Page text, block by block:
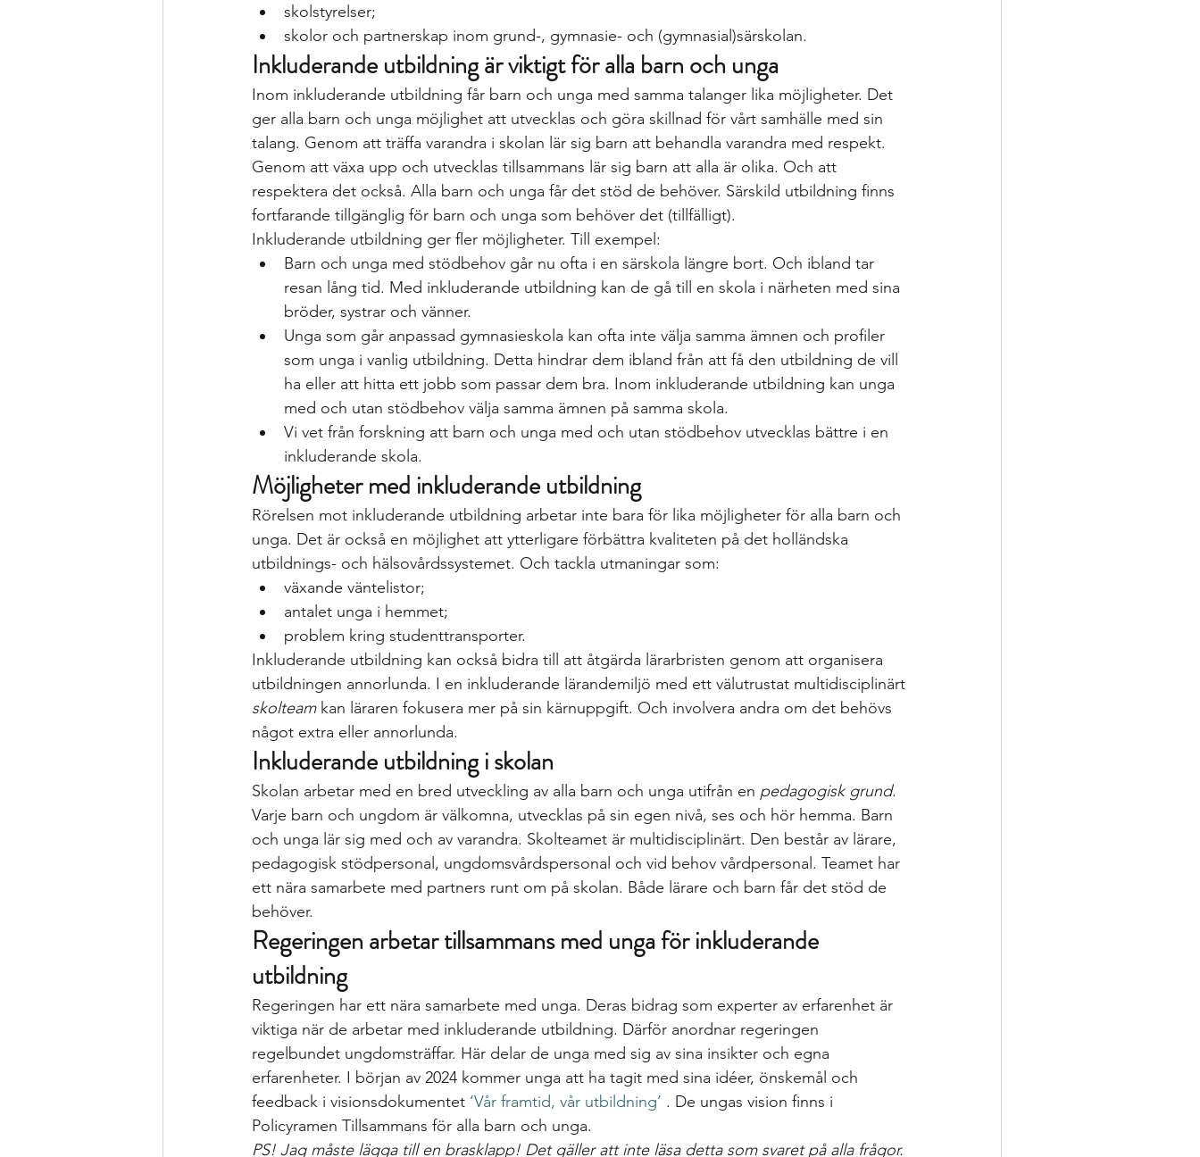
skolstyrelser;
skolor och partnerskap inom grund-, gymnasie- och (gymnasial)särskolan.
Inkluderande utbildning är viktigt för alla barn och unga
Inom inkluderande utbildning får barn och unga med samma talanger lika möjligheter. Det
ger alla barn och unga möjlighet att utvecklas och göra skillnad för vårt samhälle med sin
talang. Genom att träffa varandra i skolan lär sig barn att behandla varandra med respekt.
Genom att växa upp och utvecklas tillsammans lär sig barn att alla är olika. Och att
respektera det också. Alla barn och unga får det stöd de behöver. Särskild utbildning finns
fortfarande tillgänglig för barn och unga som behöver det (tillfälligt).
Inkluderande utbildning ger fler möjligheter. Till exempel:
Barn och unga med stödbehov går nu ofta i en särskola längre bort. Och ibland tar
resan lång tid. Med inkluderande utbildning kan de gå till en skola i närheten med sina
bröder, systrar och vänner.
Unga som går anpassad gymnasieskola kan ofta inte välja samma ämnen och profiler
som unga i vanlig utbildning. Detta hindrar dem ibland från att få den utbildning de vill
ha eller att hitta ett jobb som passar dem bra. Inom inkluderande utbildning kan unga
med och utan stödbehov välja samma ämnen på samma skola.
Vi vet från forskning att barn och unga med och utan stödbehov utvecklas bättre i en
inkluderande skola.
Möjligheter med inkluderande utbildning
Rörelsen mot inkluderande utbildning arbetar inte bara för lika möjligheter för alla barn och
unga. Det är också en möjlighet att ytterligare förbättra kvaliteten på det holländska
utbildnings- och hälsovårdssystemet. Och tackla utmaningar som:
växande väntelistor;
antalet unga i hemmet;
problem kring studenttransporter.
Inkluderande utbildning kan också bidra till att åtgärda lärarbristen genom att organisera
utbildningen annorlunda. I en inkluderande lärandemiljö med ett välutrustat multidisciplinärt
skolteam kan läraren fokusera mer på sin kärnuppgift. Och involvera andra om det behövs
något extra eller annorlunda.
Inkluderande utbildning i skolan
Skolan arbetar med en bred utveckling av alla barn och unga utifrån en pedagogisk grund.
Varje barn och ungdom är välkomna, utvecklas på sin egen nivå, ses och hör hemma. Barn
och unga lär sig med och av varandra. Skolteamet är multidisciplinärt. Den består av lärare,
pedagogisk stödpersonal, ungdomsvårdspersonal och vid behov vårdpersonal. Teamet har
ett nära samarbete med partners runt om på skolan. Både lärare och barn får det stöd de
behöver.
Regeringen arbetar tillsammans med unga för inkluderande
utbildning
Regeringen har ett nära samarbete med unga. Deras bidrag som experter av erfarenhet är
viktiga när de arbetar med inkluderande utbildning. Därför anordnar regeringen
regelbundet ungdomsträffar. Här delar de unga med sig av sina insikter och egna
erfarenheter. I början av 2024 kommer unga att ha tagit med sina idéer, önskemål och
feedback i visionsdokumentet ‘Vår framtid, vår utbildning’ . De ungas vision finns i
Policyramen Tillsammans för alla barn och unga.
PS! Jag måste lägga till en brasklapp! Det gäller att inte läsa detta som svaret på alla frågor.